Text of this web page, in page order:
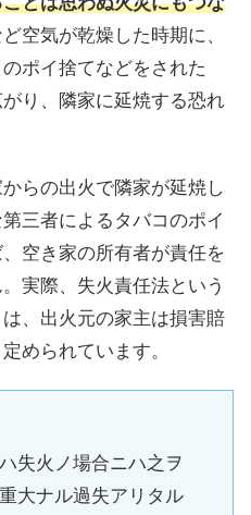
空気が乾燥した時期に、
ポイ捨てなどをされた
り、隣家に延焼する恐れ
らの出火で隣家が延焼し
三者によるタバコのポイ
空き家の所有者が責任を
実際、失火責任法という
、出火元の家主は損害賠
められています。
失火ノ場合ニハ之ヲ
大ナル過失アリタル